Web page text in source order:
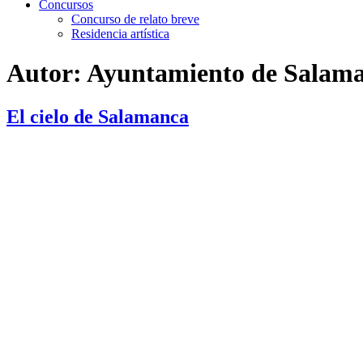
Concursos
Concurso de relato breve
Residencia artística
Autor: Ayuntamiento de
El cielo de Salamanca